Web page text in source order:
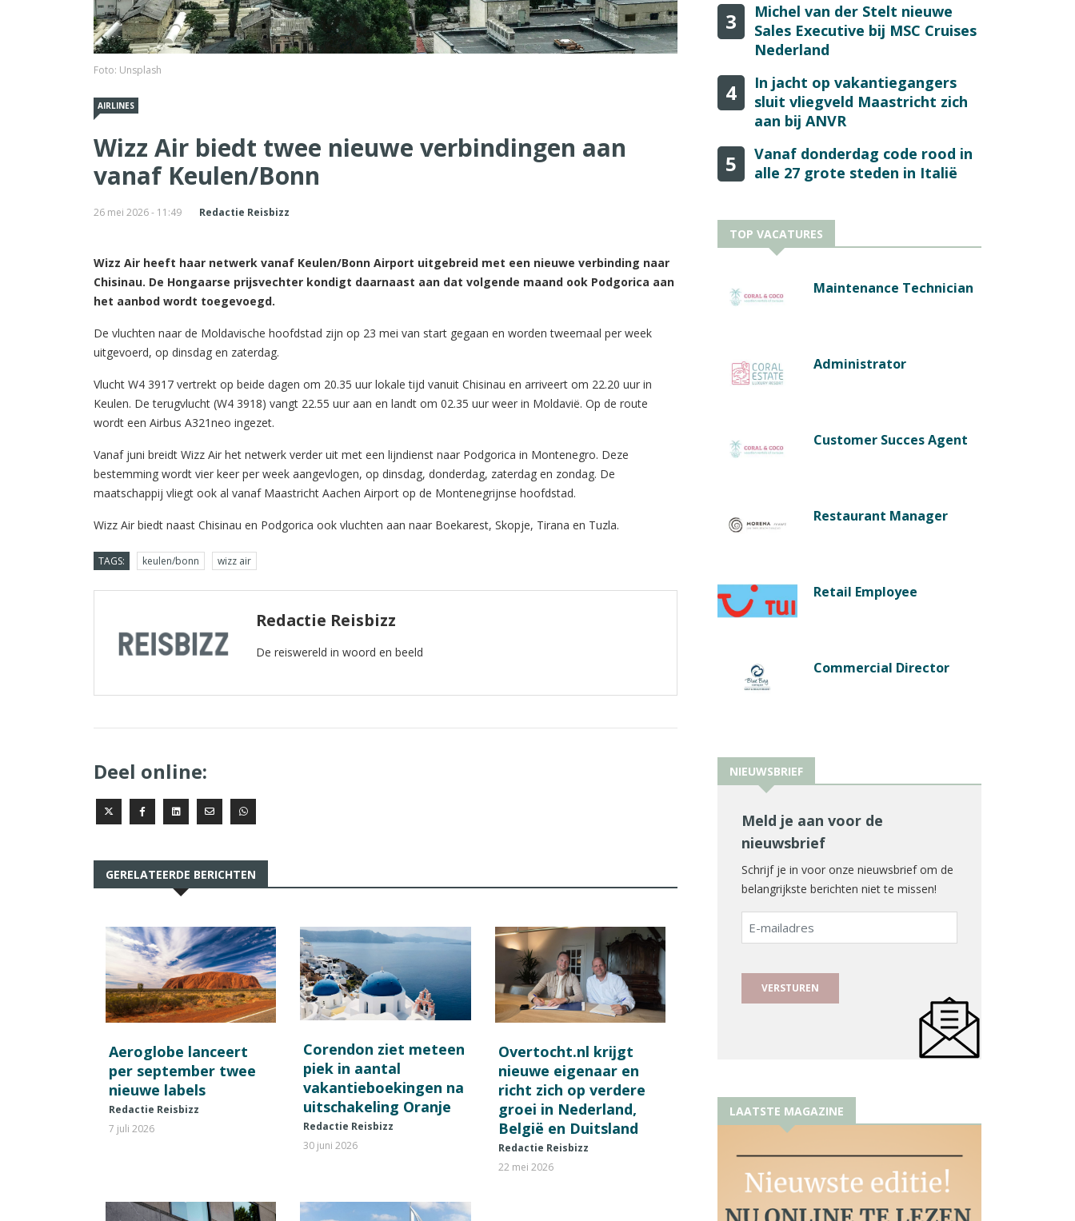
Foto: Unsplash
AIRLINES
Wizz Air biedt twee nieuwe verbindingen aan
vanaf Keulen/Bonn
26 mei 2026 - 11:49 Redactie Reisbizz
Wizz Air heeft haar netwerk vanaf Keulen/Bonn Airport uitgebreid met een nieuwe verbinding naar
Chisinau. De Hongaarse prijsvechter kondigt daarnaast aan dat volgende maand ook Podgorica aan
het aanbod wordt toegevoegd.
De vluchten naar de Moldavische hoofdstad zijn op 23 mei van start gegaan en worden tweemaal per week
uitgevoerd, op dinsdag en zaterdag.
Vlucht W4 3917 vertrekt op beide dagen om 20.35 uur lokale tijd vanuit Chisinau en arriveert om 22.20 uur in
Keulen. De terugvlucht (W4 3918) vangt 22.55 uur aan en landt om 02.35 uur weer in Moldavië. Op de route
wordt een Airbus A321neo ingezet.
Vanaf juni breidt Wizz Air het netwerk verder uit met een lijndienst naar Podgorica in Montenegro. Deze
bestemming wordt vier keer per week aangevlogen, op dinsdag, donderdag, zaterdag en zondag. De
maatschappij vliegt ook al vanaf Maastricht Aachen Airport op de Montenegrijnse hoofdstad.
Wizz Air biedt naast Chisinau en Podgorica ook vluchten aan naar Boekarest, Skopje, Tirana en Tuzla.
TAGS: keulen/bonn wizz air
Redactie Reisbizz
De reiswereld in woord en beeld
Deel online:
GERELATEERDE BERICHTEN
Aeroglobe lanceert
per september twee
nieuwe labels
Redactie Reisbizz
7 juli 2026
Corendon ziet meteen
piek in aantal
vakantieboekingen na
uitschakeling Oranje
Redactie Reisbizz
30 juni 2026
Overtocht.nl krijgt
nieuwe eigenaar en
richt zich op verdere
groei in Nederland,
België en Duitsland
Redactie Reisbizz
22 mei 2026
3
Michel van der Stelt nieuwe
Sales Executive bij MSC Cruises
Nederland
4
In jacht op vakantiegangers
sluit vliegveld Maastricht zich
aan bij ANVR
5
Vanaf donderdag code rood in
alle 27 grote steden in Italië
TOP VACATURES
Maintenance Technician
Administrator
Customer Succes Agent
Restaurant Manager
Retail Employee
Commercial Director
NIEUWSBRIEF
Meld je aan voor de
nieuwsbrief
Schrijf je in voor onze nieuwsbrief om de
belangrijkste berichten niet te missen!
E-
mailadres
LAATSTE MAGAZINE